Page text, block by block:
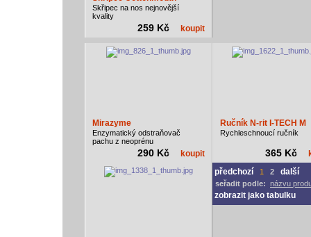
Skřipec na nos nejnovější
kvality
259 Kč koupit
Mirazyme
Enzymatický odstraňovač
pachu z neoprénu
290 Kč koupit
Ručník N-rit I-TECH M
Rychleschnoucí ručník
365 Kč
předchozí 1 2 další
seřadit podle: názvu
zobrazit jako tabulku